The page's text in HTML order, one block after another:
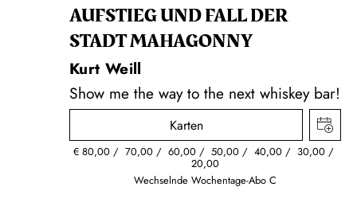
AUFSTIEG UND FALL DER
STADT MAHAGONNY
Kurt Weill
Show me the way to the next whiskey bar!
Karten
€ 80,00 70,00 60,00 50,00 40,00 30,00
20,00
Wechselnde Wochentage-Abo C